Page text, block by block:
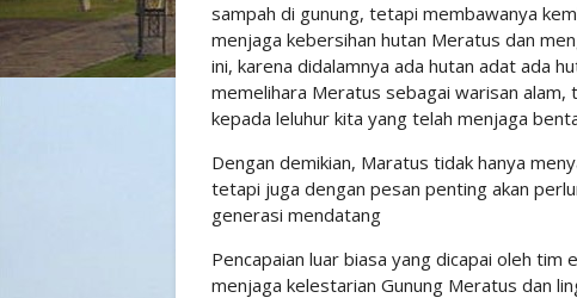
sampah di gunung, tetapi membawanya
menjaga kebersihan hutan Meratus dan
ini, karena didalamnya ada hutan adat ada
memelihara Meratus sebagai warisan
kepada leluhur kita yang telah menjaga
Dengan demikian, Maratus tidak hanya
tetapi juga dengan pesan penting akan
generasi mendatang
Pencapaian luar biasa yang dicapai oleh
menjaga kelestarian Gunung Meratus dan